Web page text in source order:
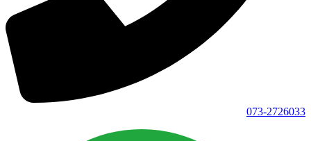
073-2726033